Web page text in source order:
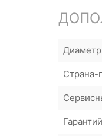
Диаметр
Страна-